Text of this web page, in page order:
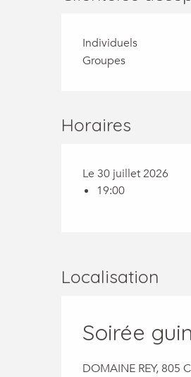
Individuels
Groupes
Horaires
Le 30 juillet 2026
19:00
Localisation
Soirée
DOMAINE REY, 805